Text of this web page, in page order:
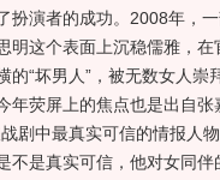
扮演者的成功。2008年，
明这个表面上沉稳儒雅，
的“坏男人”，被无数女人
年荧屏上的焦点也是出自
剧中最真实可信的情报人
不是真实可信，他对女同